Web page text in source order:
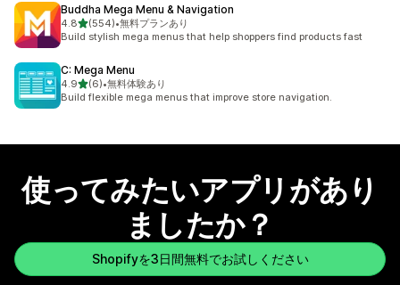
Buddha Mega Menu & Navigation
4.85つ星中
(554)
合計レビュー数：554件
•無料プランあり
Build stylish mega menus that help shoppers find products fast
C: Mega Menu
4.95つ星中
(6)
合計レビュー数：6件
•無料体験あり
Build flexible mega menus that improve store navigation.
使ってみたいアプリがあり
ましたか？
Shopifyを3日間無料でお試しください